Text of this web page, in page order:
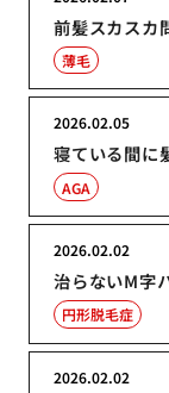
前髪スカスカ
薄毛
寝ている間に
2026.02.05
AGA
治らないM字
2026.02.02
円形脱毛症
2026.02.02